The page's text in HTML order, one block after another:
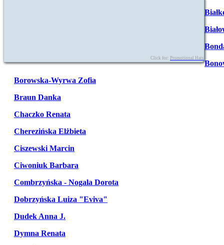
Click for: Promotional Hats
Borowska-Wyrwa Zofia
Braun Danka
Chaczko Renata
Cherezińska Elżbieta
Ciszewski Marcin
Ciwoniuk Barbara
Combrzyńska - Nogala Dorota
Dobrzyńska Luiza "Eviva"
Dudek Anna J.
Dymna Renata